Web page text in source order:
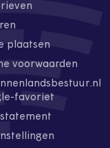
plaatsen
voorwaarden
favoriet